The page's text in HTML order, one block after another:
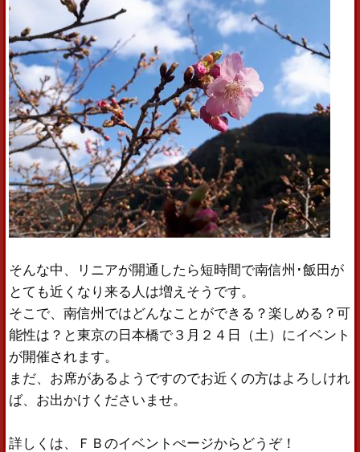
そんな中、リニアが開通したら短時間で南信州･飯田が
とても近くなり来る人は増えそうです。
そこで、南信州ではどんなことができる？楽しめる？可
能性は？と東京の日本橋で３月２４日（土）にイベント
が開催されます。
まだ、お席があるようですのでお近くの方はよろしけれ
ば、お出かけくださいませ。
詳しくは、ＦＢのイベントぺージからどうぞ！